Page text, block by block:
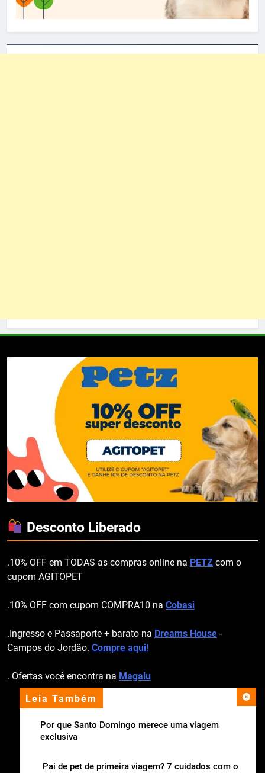
Leia Também
Por que Santo Domingo merece uma viagem
exclusiva
Pai de pet de primeira viagem? 7 cuidados com o
Desconto Liberado
.10% OFF em TODAS as compras online na PETZ com o
cupom AGITOPET
.10% OFF com cupom COMPRA10 na Cobasi
.Ingresso e Passaporte + barato na Dreams House -
Campos do Jordão. Compre aqui!
. Ofertas você encontra na Magalu
apoio institucional